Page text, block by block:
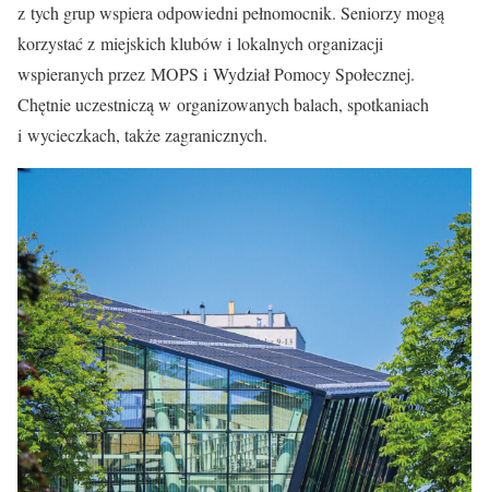
z tych grup wspiera odpowiedni pełnomocnik. Seniorzy mogą
korzystać z miejskich klubów i lokalnych organizacji
wspieranych przez MOPS i Wydział Pomocy Społecznej.
Chętnie uczestniczą w organizowanych balach, spotkaniach
i wycieczkach, także zagranicznych.